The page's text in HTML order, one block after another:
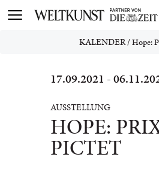
Toggle
KALENDER/Hope:
17.09.2021 -
AUSSTELLUNG
HOPE:
PICTET